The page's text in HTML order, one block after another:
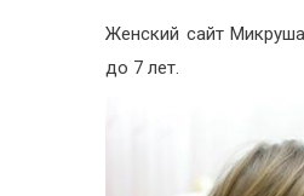
Женский сайт
до 7 лет.